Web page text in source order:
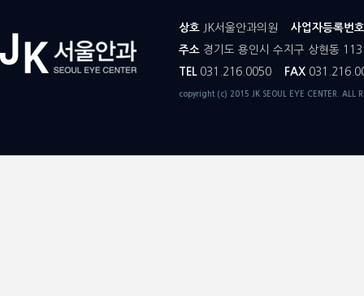
상호 JK서울안과의원 사업자등록번호
주소 경기도 용인시 수지구 상현동
TEL031.216.0050 FAX
copyright (c) 2015 JK SEOUL EYE CENTER. ALL